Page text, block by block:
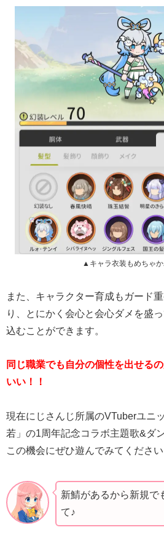
▲キャラ衣装もめちゃか
また、キャラクター育成もガード
り、とにかく会心と会心ダメを盛
込むことができます。
同じ職業でも自分の個性を出せる
いい！！
現在にじさんじ所属のVTuberユニ
若」の1周年記念コラボ主題歌&ダ
この機会にぜひ遊んでみてください
新鯖があるから新規で
て♪